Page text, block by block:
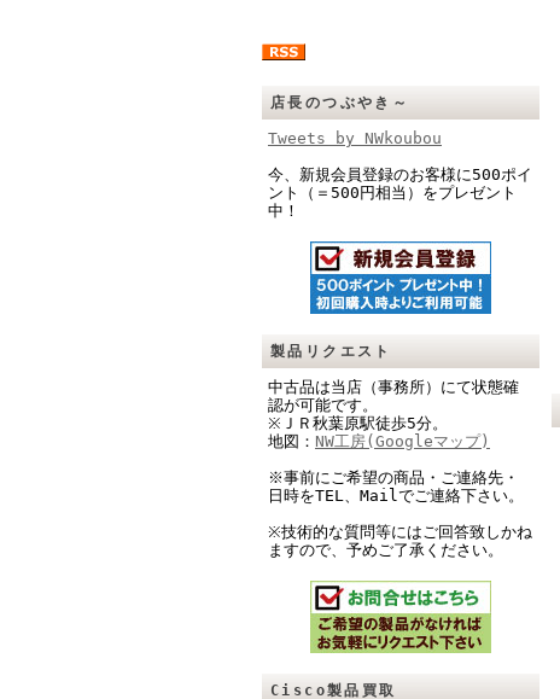
店長のつぶやき～
Tweets by NWkoubou
今、新規会員登録のお客様に500ポイ
ント（＝500円相当）をプレゼント
中！
製品リクエスト
中古品は当店（事務所）にて状態確
認が可能です。
※ＪＲ秋葉原駅徒歩5分。
地図： NW工房(Googleマップ)
※事前にご希望の商品・ご連絡先・
日時をTEL、Mailでご連絡下さい。
※技術的な質問等にはご回答致しかね
ますので、予めご了承ください。
Cisco製品買取